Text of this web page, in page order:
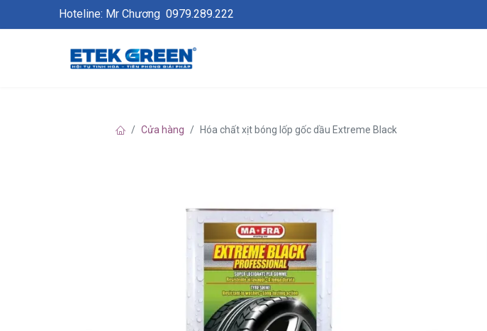
Hoteline: Mr Chương 0979.289.222
Cửa hàng Hóa chất xịt bóng lốp gốc dầu Extreme Black